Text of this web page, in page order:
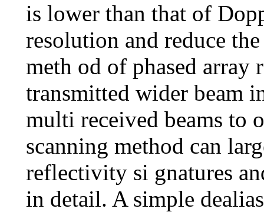
is lower than that of
resolution and reduce
meth od of phased array
transmitted wider beam
multi received beams to
scanning method can
reflectivity si gnatures
in detail. A simple